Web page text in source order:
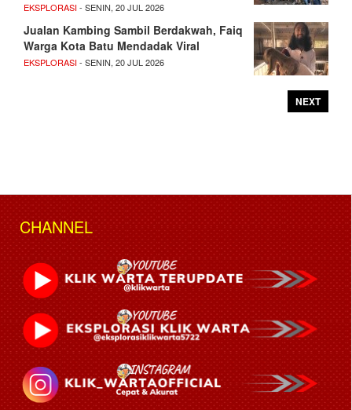
EKSPLORASI- SENIN, 20 JUL 2026
Jualan Kambing Sambil Berdakwah, Faiq
Warga Kota Batu Mendadak Viral
EKSPLORASI- SENIN, 20 JUL 2026
NEXT
CHANNEL